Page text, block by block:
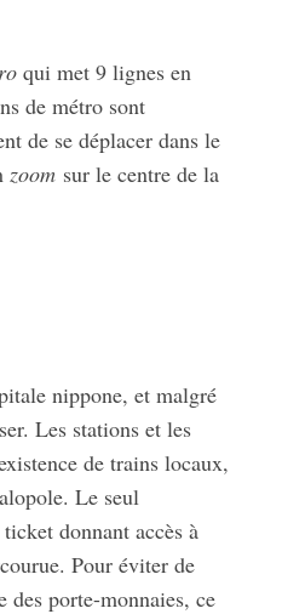
qui met 9 lignes en
de métro sont
de se déplacer dans le
zoom sur le centre de la
nippone, et malgré
Les stations et les
de trains locaux,
Le seul
donnant accès à
Pour éviter de
porte-monnaies, ce